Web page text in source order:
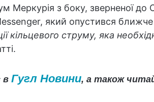
Меркурія з боку, зверненої до
який опустився
кільцевого струму, яка
в Гугл Новини, а також